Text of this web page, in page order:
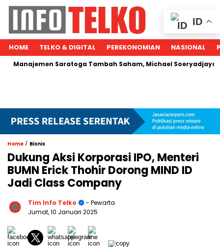
HOME TELKO & DIGITAL PEREKONOMIAN NASIONAL
Saratoga Tambah Saham, Michael Soeryadjaya
Home / Bisnis
Dukung Aksi Korporasi IPO, Menteri
BUMN Erick Thohir Dorong MIND ID
Jadi Class Company
Tim Info Telko
- Pewarta
Jumat, 10 Januari 2025
ID